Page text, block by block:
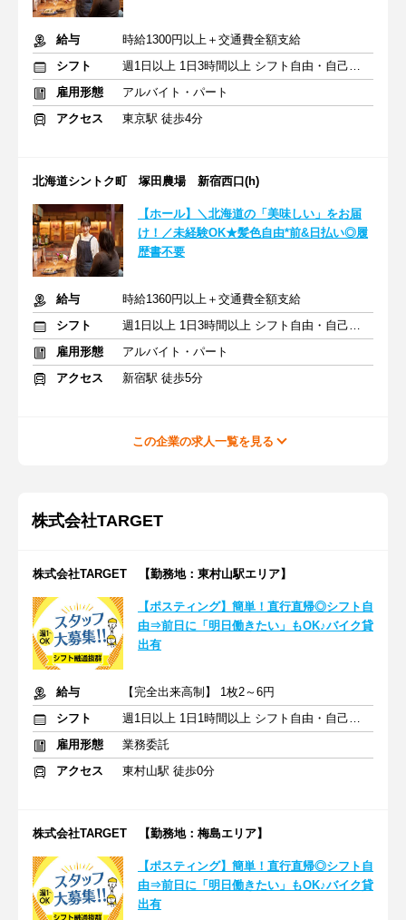
給与
時給1300円以上＋交通費全額支給
シフト
週1日以上 1日3時間以上 シフト自由・自己申告
雇用形態
アルバイト・パート
アクセス
東京駅 徒歩4分
北海道シントク町 塚田農場 新宿西口(h)
【ホール】＼北海道の「美味しい」をお届
け！／未経験OK★髪色自由*前&日払い◎履
歴書不要
給与
時給1360円以上＋交通費全額支給
シフト
週1日以上 1日3時間以上 シフト自由・自己申告
雇用形態
アルバイト・パート
アクセス
新宿駅 徒歩5分
この企業の求人一覧を見る
株式会社TARGET
株式会社TARGET 【勤務地：東村山駅エリア】
【ポスティング】簡単！直行直帰◎シフト自
由⇒前日に「明日働きたい」もOK♪バイク貸
出有
給与
【完全出来高制】 1枚2～6円
シフト
週1日以上 1日1時間以上 シフト自由・自己申告
雇用形態
業務委託
アクセス
東村山駅 徒歩0分
株式会社TARGET 【勤務地：梅島エリア】
【ポスティング】簡単！直行直帰◎シフト自
由⇒前日に「明日働きたい」もOK♪バイク貸
出有